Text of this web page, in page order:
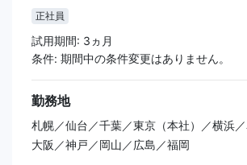
正社員
試用期間: 3ヵ月
条件: 期間中の条件変更はありません。
勤務地
札幌／仙台／千葉／東京（本社）／横浜
大阪／神戸／岡山／広島／福岡